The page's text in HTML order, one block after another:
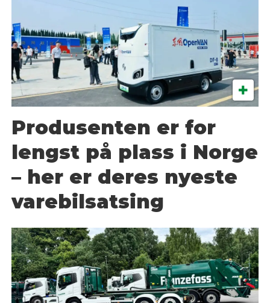
Produsenten er for
lengst på plass i Norge
– her er deres nyeste
varebilsatsing